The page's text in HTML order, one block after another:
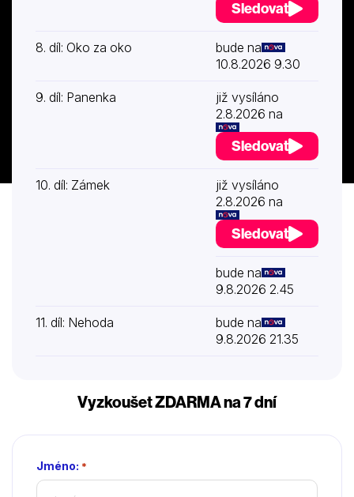
Sledovat
8. díl: Oko za oko
bude na
10.8.2026 9.30
9. díl: Panenka
již vysíláno
2.8.2026 na
Sledovat
10. díl: Zámek
již vysíláno
2.8.2026 na
Sledovat
bude na
9.8.2026 2.45
11. díl: Nehoda
bude na
9.8.2026 21.35
Vyzkoušet ZDARMA na 7 dní
Jméno: *